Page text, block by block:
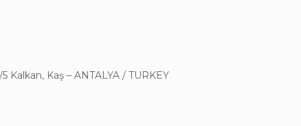
Kalkan, Kaş – ANTALYA / TURKEY